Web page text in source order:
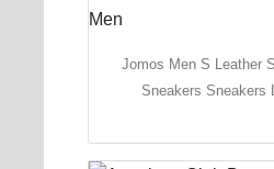
Jomos Men S Leather
Sneakers Sneakers